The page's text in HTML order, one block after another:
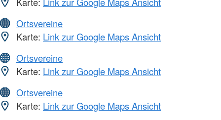
Ortsvereine
Karte: Link zur Google Maps Ansicht
Ortsvereine
Karte: Link zur Google Maps Ansicht
Ortsvereine
Karte: Link zur Google Maps Ansicht